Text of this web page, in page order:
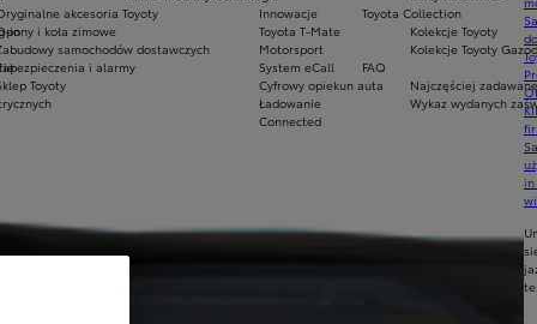
in
Innowacje
Toyota T-Mate
Motorsport
System eCall
Cyfrowy opiekun auta
Ładowanie
Connected
akcesoria Toyoty
i koła zimowe
samochodów dostawczych
i alarmy
Toyoty
Toyota Collection
Kolekcje Toyoty
Kolekcje Toyoty
FAQ
Najczęściej
Wykaz wydanych